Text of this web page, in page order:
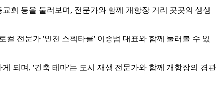
회 등을 둘러보며, 전문가와 함께 개항장 거리 곳곳의 생생
전문가 '인천 스펙타클' 이종범 대표와 함께 둘러볼 수 있
되며, '건축 테마'는 도시 재생 전문가와 함께 개항장의 경관